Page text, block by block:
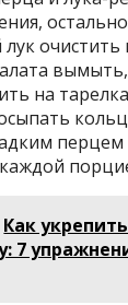
очистить
на
Как
7